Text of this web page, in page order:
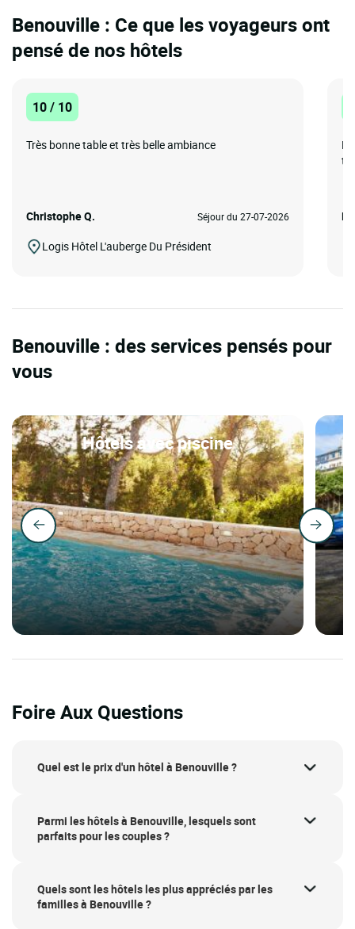
Benouville : Ce que les voyageurs ont
pensé de nos hôtels
10 / 10
Très bonne table et très belle ambiance
Christophe Q. Séjour du 27-07-2026
Logis Hôtel L'auberge Du Président
Benouville : des services pensés pour
vous
Hôtels avec piscine
Foire Aux Questions
Quel est le prix d'un hôtel à Benouville ?
Parmi les hôtels à Benouville, lesquels sont
parfaits pour les couples ?
Quels sont les hôtels les plus appréciés par les
familles à Benouville ?